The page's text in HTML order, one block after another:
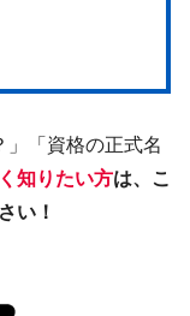
」「資格の正式名
知りたい方は、こ
い！